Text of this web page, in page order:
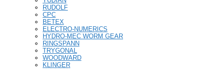
RUDOLF
CPC
BETEX
ELECTRO-NUMERICS
HYDRO-MEC WORM GEAR
RINGSPANN
TRYGONAL
WOODWARD
KLINGER